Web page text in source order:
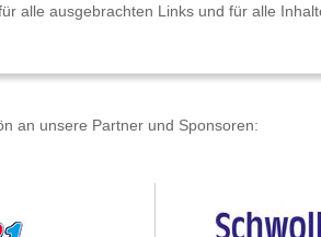
alle ausgebrachten Links und für alle
an unsere Partner und Sponsoren: